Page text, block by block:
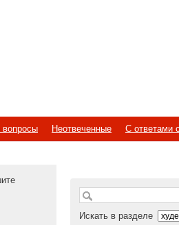
вопросы Неотвеченные С ответами
Искать в разделе